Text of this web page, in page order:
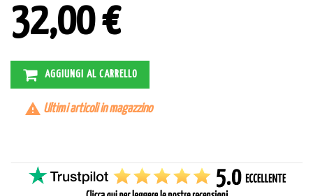
32,00 €
AGGIUNGI AL CARRELLO
 Ultimi articoli in magazzino